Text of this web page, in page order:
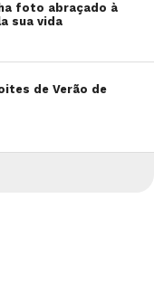
foto abraçado à
sua vida
de Verão de